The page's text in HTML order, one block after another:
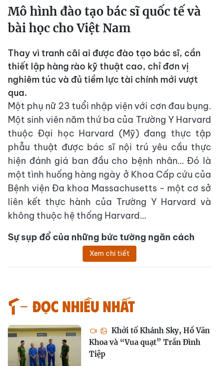
Mô hình đào tạo bác sĩ quốc tế và
bài học cho Việt Nam
Thay vì tranh cãi ai được đào tạo bác sĩ, cần
thiết lập hàng rào kỹ thuật cao, chỉ đơn vị
nghiêm túc và đủ tiềm lực tài chính mới vượt
qua.
Một phụ nữ 23 tuổi nhập viện với cơn đau bụng.
Một sinh viên năm thứ ba của Trường Y Harvard
thuộc Đại học Harvard (Mỹ) đang thực tập
phẫu thuật được bác sĩ nội trú yêu cầu thực
hiện đánh giá ban đầu cho bệnh nhân… Đó là
một tình huống hàng ngày ở Khoa Cấp cứu của
Bệnh viện Đa khoa Massachusetts - một cơ sở
liên kết thực hành của Trường Y Harvard và
không thuộc hệ thống Harvard…
Sự sụp đổ của những bức tường ngăn cách
Xem chi tiết
Đọc nhiều nhất
Khởi tố Khánh Sky, Hồ Văn
Khoa và “Vua quạt” Trần Đình
Tiệp